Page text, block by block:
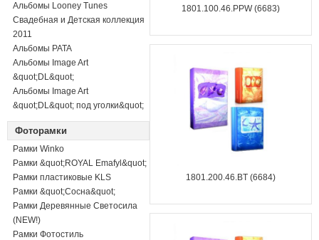
Альбомы Looney Tunes
Свадебная и Детская коллекция
2011
Альбомы PATA
Альбомы Image Art
&quot;DL&quot;
Альбомы Image Art
&quot;DL&quot; под уголки&quot;
Фоторамки
Рамки Winko
Рамки &quot;ROYAL Emafyl&quot;
Рамки пластиковые KLS
Рамки &quot;Сосна&quot;
Рамки Деревянные Светосила
(NEW!)
Рамки Фотостиль
1801.100.46.PPW (6683)
1801.200.46.BT (6684)